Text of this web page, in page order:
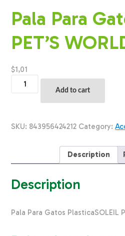
Pala Para
PET’S
$1,01
Para
WORLD
Add to cart
SKU: 843956424212 Category:
Description
Description
Pala Para Gatos PlasticaSOLEIL